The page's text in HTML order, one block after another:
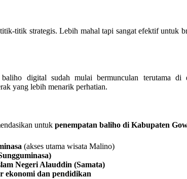
titik strategis. Lebih mahal tapi sangat efektif untuk
digital sudah mulai bermunculan terutama di
yang lebih menarik perhatian.
untuk penempatan baliho di Kabupaten
(akses utama wisata Malino)
Negeri Alauddin (Samata)
ekonomi dan pendidikan